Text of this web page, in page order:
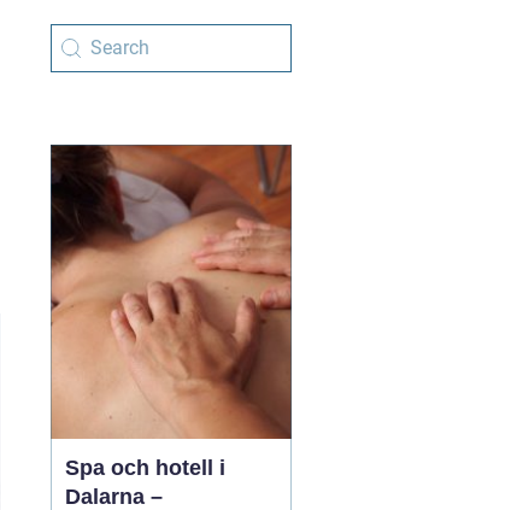
Spa och hotell i
Dalarna –